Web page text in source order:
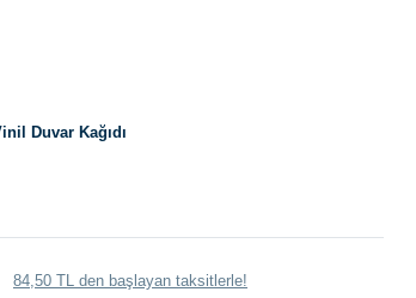
Duvar Kağıdı
84,50 TL den başlayan taksitlerle!